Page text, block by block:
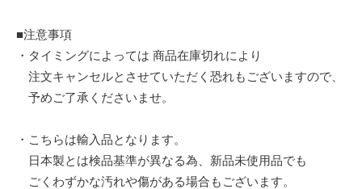
■注意事項
・タイミングによっては 商品在庫切れにより
注文キャンセルとさせていただく恐れもございますので、
予めご了承くださいませ。
・こちらは輸入品となります。
日本製とは検品基準が異なる為、新品未使用品でも
ごくわずかな汚れや傷がある場合もございます。